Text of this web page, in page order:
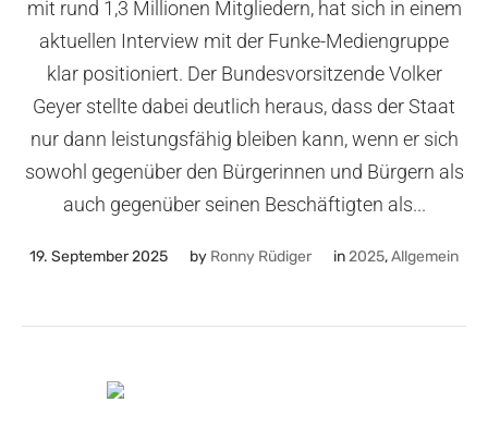
mit rund 1,3 Millionen Mitgliedern, hat sich in einem
aktuellen Interview mit der Funke-Mediengruppe
klar positioniert. Der Bundesvorsitzende Volker
Geyer stellte dabei deutlich heraus, dass der Staat
nur dann leistungsfähig bleiben kann, wenn er sich
sowohl gegenüber den Bürgerinnen und Bürgern als
auch gegenüber seinen Beschäftigten als...
19. September 2025 by Ronny Rüdiger in2025,Allgemein